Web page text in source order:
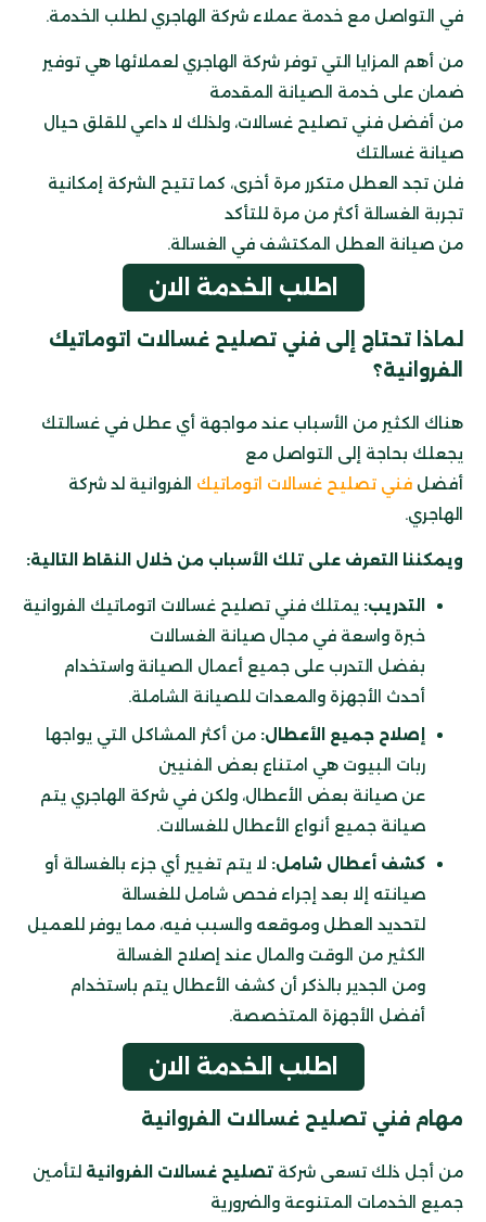
في التواصل مع خدمة عملاء شركة الهاجري لطلب الخدمة.
من أهم المزايا التي توفر شركة الهاجري لعملائها هي توفير
ضمان على خدمة الصيانة المقدمة
من أفضل فني تصليح غسالات، ولذلك لا داعي للقلق حيال
صيانة غسالتك
فلن تجد العطل متكرر مرة أخرى، كما تتيح الشركة إمكانية
تجربة الغسالة أكثر من مرة للتأكد
من صيانة العطل المكتشف في الغسالة.
اطلب الخدمة الان
لماذا تحتاج إلى فني تصليح غسالات اتوماتيك
الفروانية؟
هناك الكثير من الأسباب عند مواجهة أي عطل في غسالتك
يجعلك بحاجة إلى التواصل مع
أفضل فني تصليح غسالات اتوماتيك الفروانية لد شركة
الهاجري.
ويمكننا التعرف على تلك الأسباب من خلال النقاط التالية:
التدريب: يمتلك فني تصليح غسالات اتوماتيك الفروانية
خبرة واسعة في مجال صيانة الغسالات
بفضل التدرب على جميع أعمال الصيانة واستخدام
أحدث الأجهزة والمعدات للصيانة الشاملة.
إصلاح جميع الأعطال: من أكثر المشاكل التي يواجها
ربات البيوت هي امتناع بعض الفنيين
عن صيانة بعض الأعطال، ولكن في شركة الهاجري يتم
صيانة جميع أنواع الأعطال للغسالات.
كشف أعطال شامل: لا يتم تغيير أي جزء بالغسالة أو
صيانته إلا بعد إجراء فحص شامل للغسالة
لتحديد العطل وموقعه والسبب فيه، مما يوفر للعميل
الكثير من الوقت والمال عند إصلاح الغسالة
ومن الجدير بالذكر أن كشف الأعطال يتم باستخدام
أفضل الأجهزة المتخصصة.
اطلب الخدمة الان
مهام فني تصليح غسالات الفروانية
من أجل ذلك تسعى شركة تصليح غسالات الفروانية لتأمين
جميع الخدمات المتنوعة والضرورية